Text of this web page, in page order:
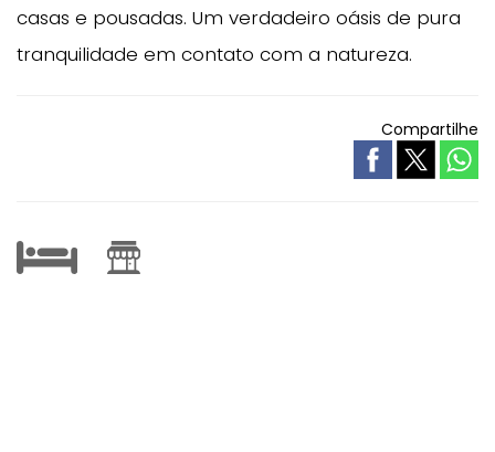
casas e pousadas. Um verdadeiro oásis de pura
tranquilidade em contato com a natureza.
Compartilhe